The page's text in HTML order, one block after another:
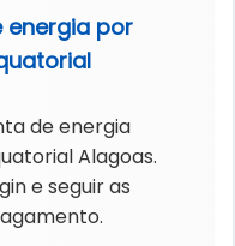
energia por
de energia
Alagoas.
e seguir as